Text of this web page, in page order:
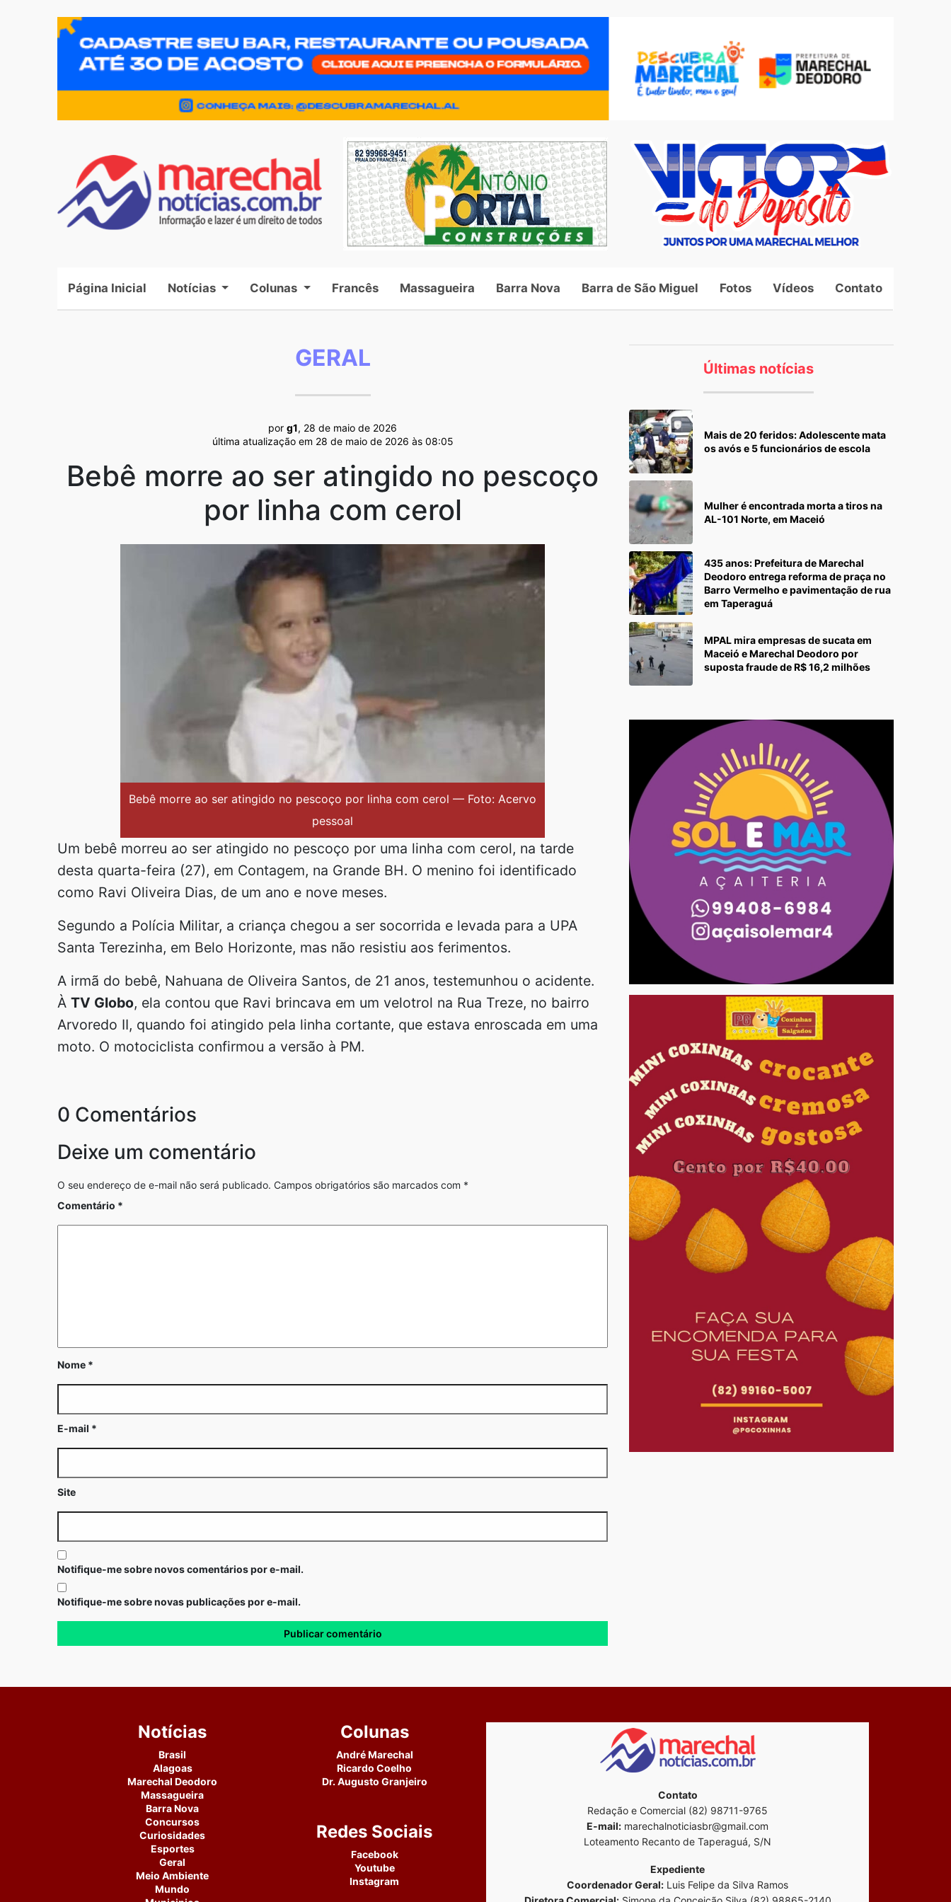
Página Inicial (current)
Notícias Colunas Francês Massagueira Barra Nova Barra de São Miguel Fotos Vídeos Contato
GERAL
por g1, 28 de maio de 2026
última atualização em 28 de maio de 2026 às 08:05
Bebê morre ao ser atingido no pescoço
por linha com cerol
Bebê morre ao ser atingido no pescoço por linha com cerol — Foto: Acervo
pessoal
Um bebê morreu ao ser atingido no pescoço por uma linha com cerol, na tarde
desta quarta-feira (27), em Contagem, na Grande BH. O menino foi identificado
como Ravi Oliveira Dias, de um ano e nove meses.
Segundo a Polícia Militar, a criança chegou a ser socorrida e levada para a UPA
Santa Terezinha, em Belo Horizonte, mas não resistiu aos ferimentos.
A irmã do bebê, Nahuana de Oliveira Santos, de 21 anos, testemunhou o acidente.
À TV Globo, ela contou que Ravi brincava em um velotrol na Rua Treze, no bairro
Arvoredo II, quando foi atingido pela linha cortante, que estava enroscada em uma
moto. O motociclista confirmou a versão à PM.
0 Comentários
Deixe um comentário
O seu endereço de e-mail não será publicado. Campos obrigatórios são marcados com *
Comentário *
Nome *
E-mail *
Site
Notifique-me sobre novos comentários por e-mail.
Notifique-me sobre novas publicações por e-mail.
Últimas notícias
Mais de 20 feridos: Adolescente mata
os avós e 5 funcionários de escola
Mulher é encontrada morta a tiros na
AL-101 Norte, em Maceió
435 anos: Prefeitura de Marechal
Deodoro entrega reforma de praça no
Barro Vermelho e pavimentação de rua
em Taperaguá
MPAL mira empresas de sucata em
Maceió e Marechal Deodoro por
suposta fraude de R$ 16,2 milhões
Notícias
Brasil
Alagoas
Marechal Deodoro
Massagueira
Barra Nova
Concursos
Curiosidades
Esportes
Geral
Meio Ambiente
Mundo
Colunas
André Marechal
Ricardo Coelho
Dr. Augusto Granjeiro
Redes Sociais
Facebook
Youtube
Instagram
Contato
Redação e Comercial (82) 98711-9765
E-mail: marechalnoticiasbr@gmail.com
Loteamento Recanto de Taperaguá, S/N
Expediente
Coordenador Geral: Luis Felipe da Silva Ramos